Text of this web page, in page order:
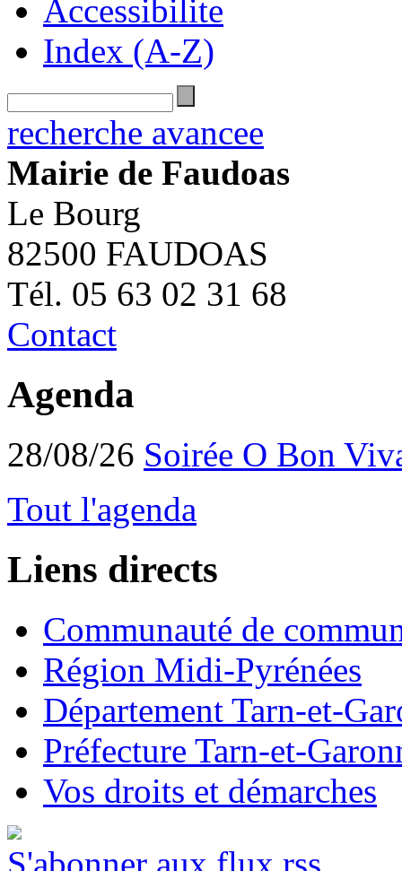
Accessibilite
Index (A-Z)
recherche avancee
Mairie de Faudoas
Le Bourg
82500 FAUDOAS
Tél. 05 63 02 31 68
Contact
Agenda
28/08/26 Soirée O Bon
Tout l'agenda
Liens directs
Communauté de
Région Midi-Pyrénées
Département Tarn-et-
Préfecture Tarn-et-
Vos droits et démarches